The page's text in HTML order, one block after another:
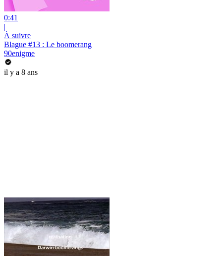
0:41
|
À suivre
Blague #13 : Le boomerang
90enigme
il y a 8 ans